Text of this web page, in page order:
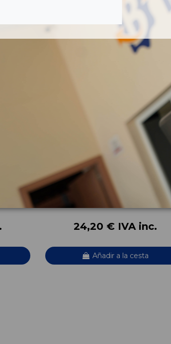
Piezas
7N0907530AQ 5WK50038C
VOLKSWAGEN CADDY KA/KB (2C) KASTEN
BLUEMOTION
OEM:
ID: 655917
24,20 € IVA inc.
Añadir a la cesta